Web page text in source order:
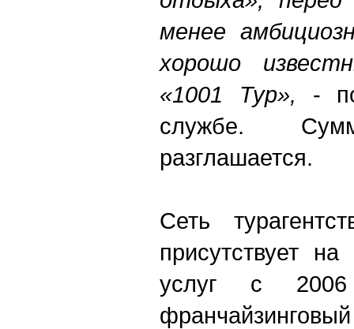
менее
хорошо
«1001 Тур», -
службе.
разглашается.
Сеть
присутствует
услуг с